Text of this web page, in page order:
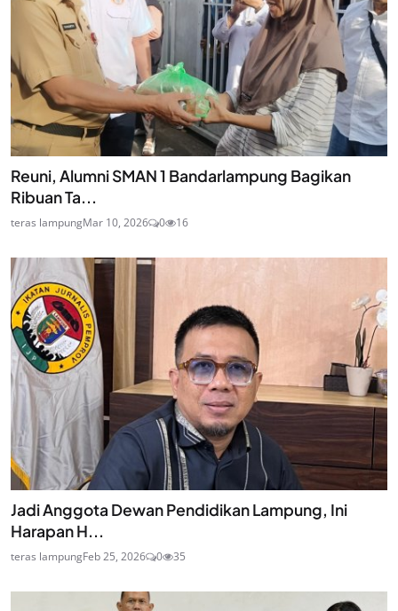
Reuni, Alumni SMAN 1 Bandarlampung Bagikan
Ribuan Ta...
teras lampungMar 10, 2026 0 16
Jadi Anggota Dewan Pendidikan Lampung, Ini
Harapan H...
teras lampungFeb 25, 2026 0 35